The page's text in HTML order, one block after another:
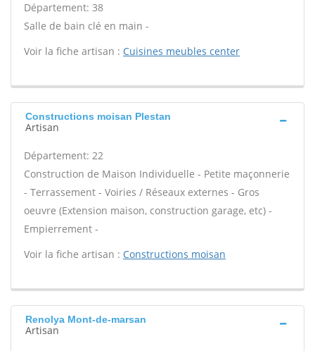
Département: 38
Salle de bain clé en main -
Voir la fiche artisan : Cuisines meubles center
Constructions moisan Plestan
Artisan
Département: 22
Construction de Maison Individuelle - Petite maçonnerie
- Terrassement - Voiries / Réseaux externes - Gros
oeuvre (Extension maison, construction garage, etc) -
Empierrement -
Voir la fiche artisan : Constructions moisan
Renolya Mont-de-marsan
Artisan